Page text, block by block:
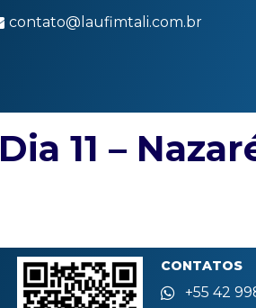
contato@laufimtali.com.br
Dia 11 –
CONTATOS
+55 42